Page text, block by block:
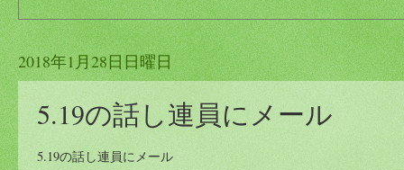
2018年1月28日日曜日
5.19の話し連員にメール
5.19の話し連員にメール